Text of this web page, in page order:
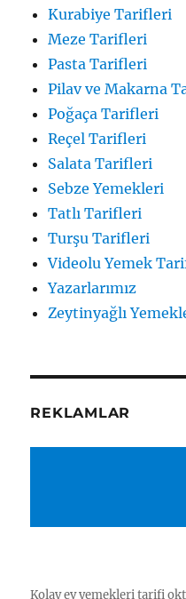
Kurabiye Tarifleri
Meze Tarifleri
Pasta Tarifleri
Pilav ve Makarna
Poğaça Tarifleri
Reçel Tarifleri
Salata Tarifleri
Sebze Yemekleri
Tatlı Tarifleri
Turşu Tarifleri
Videolu Yemek
Yazarlarımız
Zeytinyağlı
REKLAMLAR
Kolay ev yemekleri tarifi